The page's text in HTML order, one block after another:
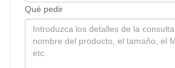
Qué pedir